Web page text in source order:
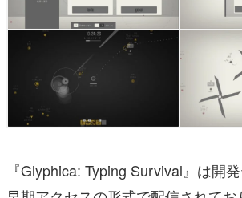
『Glyphica: Typing Survival』は開